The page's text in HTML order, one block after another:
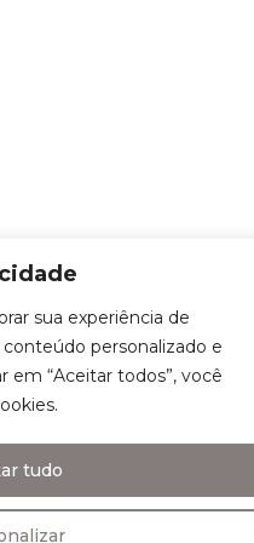
sua experiência de
personalizado e
em “Aceitar todos”, você
tudo